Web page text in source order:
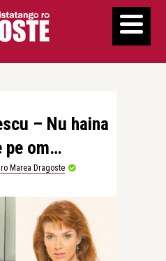
– Nu haina
pe om…
Marea Dragoste